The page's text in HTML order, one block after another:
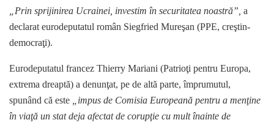
„Prin sprijinirea Ucrainei, investim în securitatea noastră”, a
declarat eurodeputatul român Siegfried Mureşan (PPE, creştin-
democraţi).
Eurodeputatul francez Thierry Mariani (Patrioţi pentru Europa,
extrema dreaptă) a denunţat, pe de altă parte, împrumutul,
spunând că este
„impus de Comisia Europeană pentru a menţine
în viaţă un stat deja afectat de corupţie cu mult înainte de